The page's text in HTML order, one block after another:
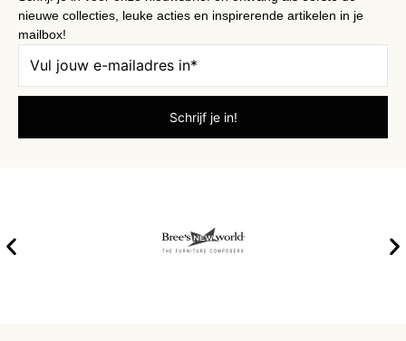
nieuwe collecties, leuke acties en inspirerende artikelen in je
mailbox!